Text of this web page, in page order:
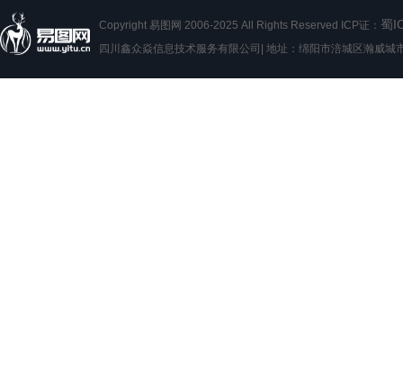
Copyright 易图网 2006-2025 All Rights Reserved ICP证： 蜀
四川鑫众焱信息技术服务有限公司| 地址：绵阳市涪城区瀚威城